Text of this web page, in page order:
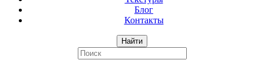
Блог
Контакты
Найти